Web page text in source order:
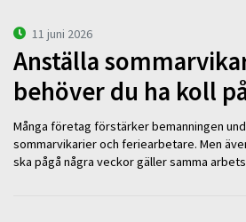
11 juni 2026
Anställa
behöver du ha koll
Många företag förstärker bemanningen
sommarvikarier och feriearbetare. Men
ska pågå några veckor gäller samma